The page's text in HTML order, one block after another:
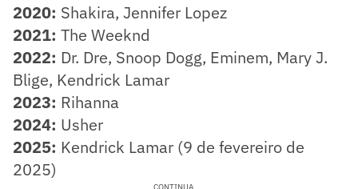
2020: Shakira, Jennifer Lopez
2021: The Weeknd
2022: Dr. Dre, Snoop Dogg, Eminem, Mary J.
Blige, Kendrick Lamar
2023: Rihanna
2024: Usher
2025: Kendrick Lamar (9 de fevereiro de
2025)
CONTINUA